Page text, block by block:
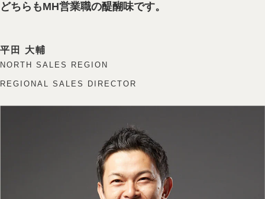
どちらもMH営業職の醍醐味です。
平田 大輔
NORTH SALES REGION
REGIONAL SALES DIRECTOR